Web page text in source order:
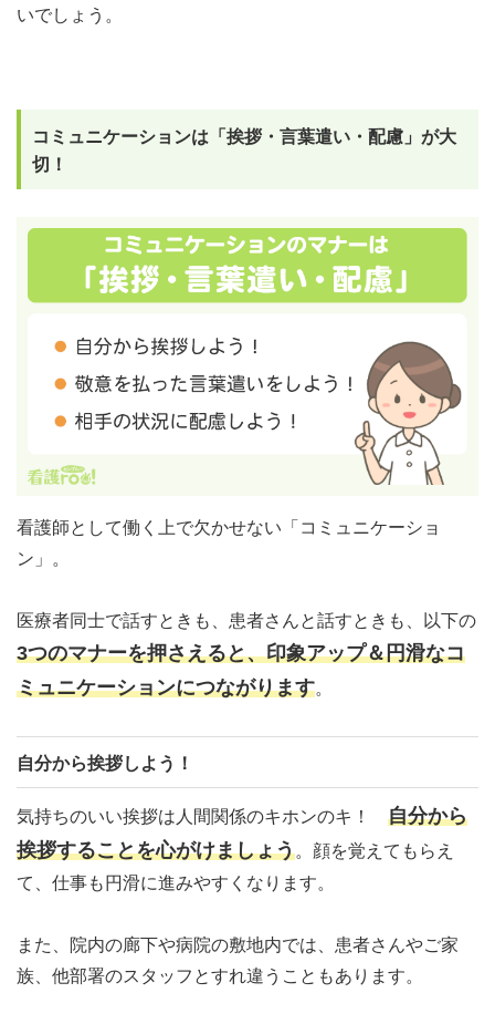
いでしょう。
コミュニケーションは「挨拶・言葉遣い・配慮」が大
切！
看護師として働く上で欠かせない「コミュニケーショ
ン」。
医療者同士で話すときも、患者さんと話すときも、以下の
3つのマナーを押さえると、印象アップ＆円滑なコ
ミュニケーションにつながります。
自分から挨拶しよう！
気持ちのいい挨拶は人間関係のキホンのキ！ 自分から
挨拶することを心がけましょう。顔を覚えてもらえ
て、仕事も円滑に進みやすくなります。
また、院内の廊下や病院の敷地内では、患者さんやご家
族、他部署のスタッフとすれ違うこともあります。